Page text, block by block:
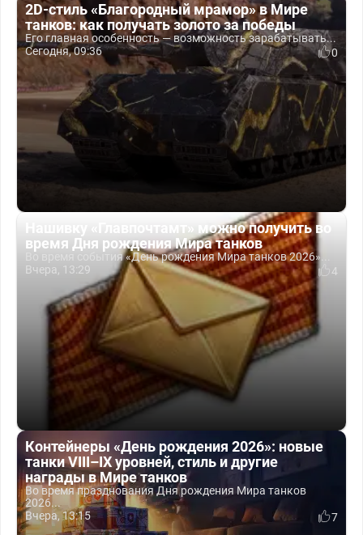
2D-стиль «Благородный мрамор» в Мире
танков: как получать золото за победы
Его главная особенность — возможность зарабатывать...
Сегодня, 09:36
0
Нашивку «Главпочтамт» можно получить во
время Дня рождения Мира танков
Во время события «День рождения Мира танков 2026»...
Вчера, 13:29
4
Контейнеры «День рождения 2026»: новые
танки VIII–IX уровней, стиль и другие
награды в Мире танков
Во время празднования Дня рождения Мира танков
2026...
Вчера, 13:15
7